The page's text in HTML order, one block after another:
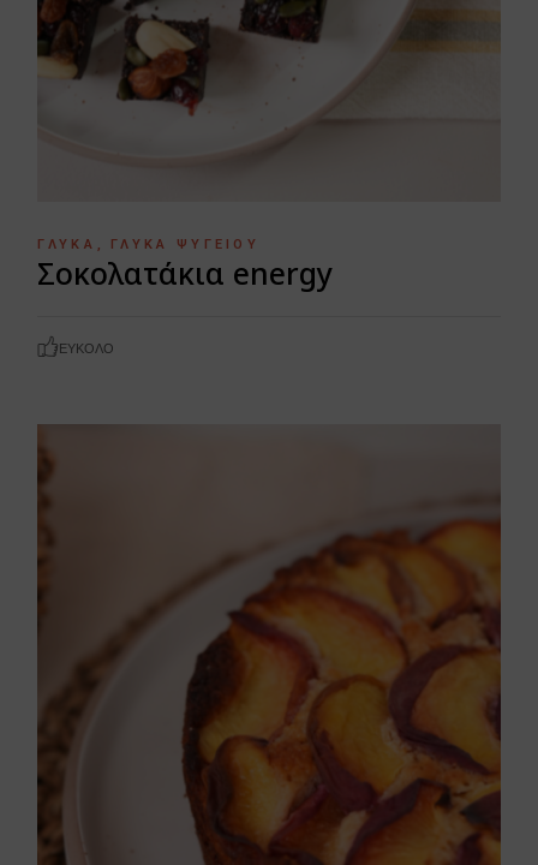
ΓΛΥΚΆ ΓΛΥΚΆ ΨΥΓΕΊΟΥ
Σοκολατάκια energy
ΕΎΚΟΛΟ